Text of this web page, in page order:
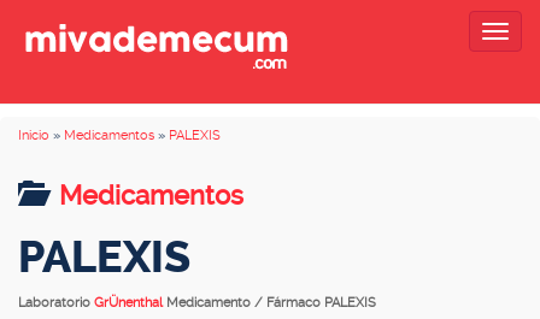
Inicio » Medicamentos » PALEXIS
Medicamentos
PALEXIS
Laboratorio GrÜnenthal Medicamento / Fármaco PALEXIS